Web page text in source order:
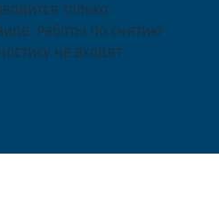
только
Работы по снятию
не входят